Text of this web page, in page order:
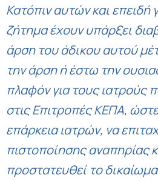
Κατόπιν αυτών και επειδή
ζήτημα έχουν υπάρξει
άρση του άδικου αυτού
την άρση ή έστω την
πλαφόν για τους ιατρούς
στις Επιτροπές ΚΕΠΑ,
επάρκεια ιατρών, να
πιστοποίησης αναπηρίας
προστατευθεί το